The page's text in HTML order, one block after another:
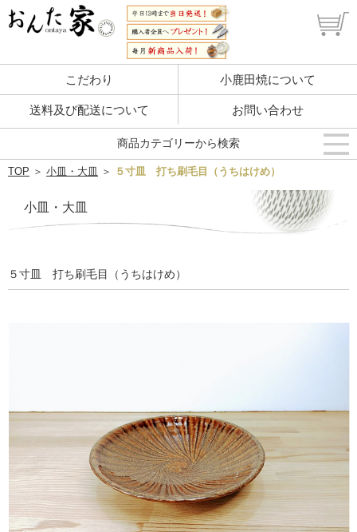
こだわり 小鹿田焼について
送料及び配送について お問い合わせ
TOP ＞ 小皿・大皿 ＞ ５寸皿 打ち刷毛目（うちはけめ）
小皿・大皿
５寸皿 打ち刷毛目（うちはけめ）
商品カテゴリーから検索